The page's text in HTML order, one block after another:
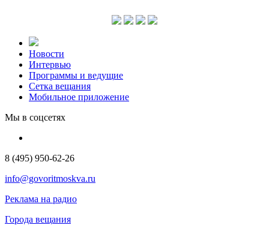
Новости
Интервью
Программы и ведущие
Сетка вещания
Мобильное приложение
Мы в соцсетях
8 (495) 950-62-26
info@govoritmoskva.ru
Реклама на радио
Города вещания